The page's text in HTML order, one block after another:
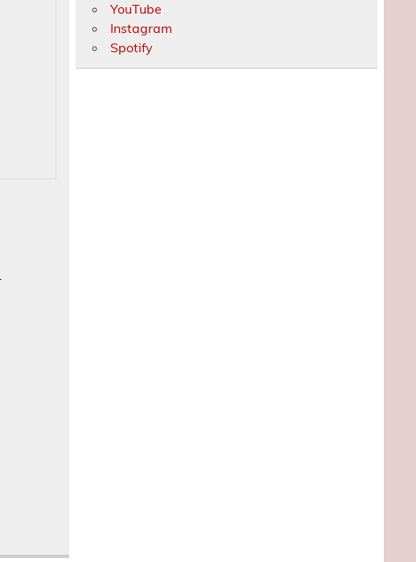
YouTube
Instagram
Spotify